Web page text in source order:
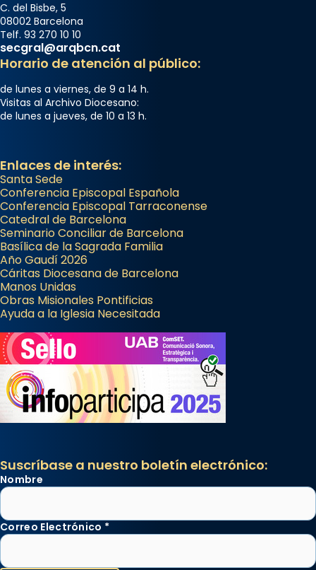
C. del Bisbe, 5
08002 Barcelona
Telf. 93 270 10 10
secgral@arqbcn.cat
Horario de atención al público:
de lunes a viernes, de 9 a 14 h.
Visitas al Archivo Diocesano:
de lunes a jueves, de 10 a 13 h.
Enlaces de interés:
Santa Sede
Conferencia Episcopal Española
Conferencia Episcopal Tarraconense
Catedral de Barcelona
Seminario Conciliar de Barcelona
Basílica de la Sagrada Familia
Año Gaudí 2026
Cáritas Diocesana de Barcelona
Manos Unidas
Obras Misionales Pontificias
Ayuda a la Iglesia Necesitada
Suscríbase a nuestro boletín electrónico:
Nombre
Correo Electrónico *